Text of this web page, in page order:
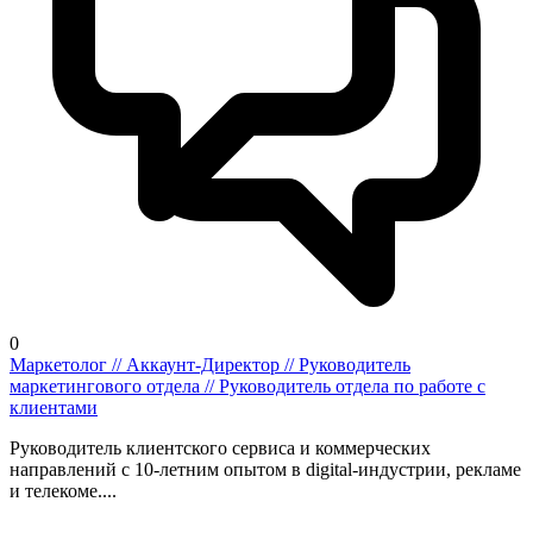
0
Маркетолог // Аккаунт-Директор // Руководитель
маркетингового отдела // Руководитель отдела по работе с
клиентами
Руководитель клиентского сервиса и коммерческих
направлений с 10-летним опытом в digital-индустрии, рекламе
и телекоме....